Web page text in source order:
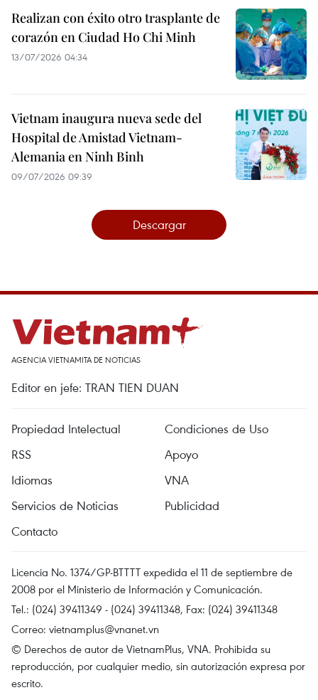
Realizan con éxito otro trasplante de
corazón en Ciudad Ho Chi Minh
13/07/2026 04:34
Vietnam inaugura nueva sede del
Hospital de Amistad Vietnam-
Alemania en Ninh Binh
09/07/2026 09:39
Descargar
AGENCIA VIETNAMITA DE NOTICIAS
Editor en jefe: TRAN TIEN DUAN
Propiedad Intelectual
Condiciones de Uso
RSS
Apoyo
Idiomas
VNA
Servicios de Noticias
Publicidad
Contacto
Licencia No. 1374/GP-BTTTT expedida el 11 de septiembre de
2008 por el Ministerio de Información y Comunicación.
Tel.: (024) 39411349 - (024) 39411348, Fax: (024) 39411348
Correo: vietnamplus@vnanet.vn
© Derechos de autor de VietnamPlus, VNA. Prohibida su
reproducción, por cualquier medio, sin autorización expresa por
escrito.